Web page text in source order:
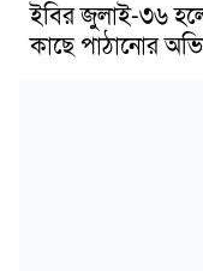
ইবির জুলাই-৩৬
কাছে পাঠানোর